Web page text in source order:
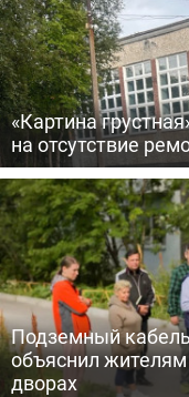
«Картина
на отсутствие
Подземный
объяснил
дворах